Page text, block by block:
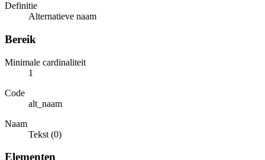
Definitie
Alternatieve naam
Bereik
Minimale cardinaliteit
1
Code
alt_naam
Naam
Tekst (0)
Elementen